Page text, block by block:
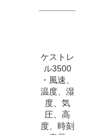
ケストレ
ル3500
・風速、
温度、湿
度、気
圧、高
度、時刻